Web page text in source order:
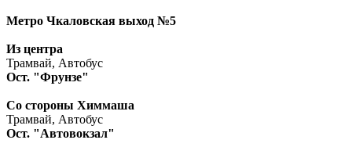
Метро Чкаловская выход №5
Из центра
Трамвай, Автобус
Ост. "Фрунзе"
Со стороны Химмаша
Трамвай, Автобус
Ост. "Автовокзал"